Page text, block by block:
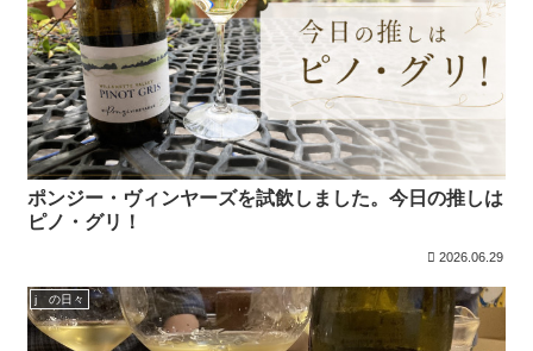
ポンジー・ヴィンヤーズを試飲しました。今日の推しは
ピノ・グリ！
2026.06.29
j の日々